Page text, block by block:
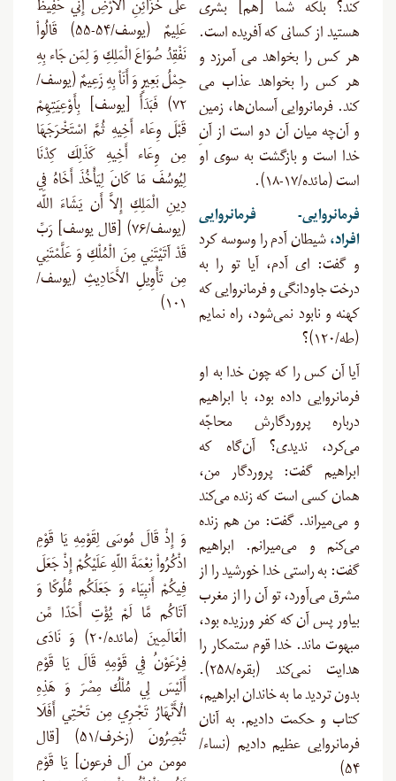
کند؟ بلکه شما [هم] بشری
هستید از کسانى که آفریده است.
هر کس را بخواهد مى ‏آمرزد و
هر کس را بخواهد عذاب مى‏
کند. فرمانروایی آسمان‌ها، زمین
و آن‌چه میان آن دو است از آنِ
خدا است و بازگشت به سوی او
است (مائده/۱۷-۱۸
).
فرمانروایی- فرمانروایی
افراد، شیطان آدم را وسوسه کرد
و گفت: ای آدم، آیا تو را به
درخت جاودانگی و فرمانروایی که
کهنه و نابود نمی‌شود، راه نمایم
(طه/۱۲۰)؟
آیا آن کس را که چون خدا به او
فرمانروایی داده بود، با ابراهیم
درباره پروردگارش محاجّه
می‌کرد، ندیدی؟ آن‌گاه که
ابراهیم گفت: پروردگار من،
همان کسی است که زنده می‌کند
و می‌میراند. گفت: من هم زنده
می‌کنم و می‌میرانم. ابراهیم
گفت: به راستی خدا خورشید را از
مشرق می‌آورد، تو آن را از مغرب
بیاور پس آن که کفر ورزیده بود،
مبهوت ماند. خدا قوم ستمکار را
هدایت نمی‌کند (بقره/۲۵۸).
بدون تردید ما به خاندان ابراهیم،
کتاب و حکمت دادیم. به آنان
فرمانروایی عظیم دادیم (نساء/
۵۴)
عَلَى خَزَآئِنِ الأَرْضِ إِنِّي حَفِيظٌ
عَلِيمٌ (یوسف/۵۴-۵۵) قَالُواْ
نَفْقِدُ صُوَاعَ الْمَلِكِ وَ لِمَن جَاء بِهِ
حِمْلُ بَعِيرٍ وَ أَنَاْ بِهِ زَعِيمٌ (یوسف/
۷۲) فَبَدَأَ [یوسف] بِأَوْعِيَتِهِمْ
قَبْلَ وِعَاء أَخِيهِ ثُمَّ اسْتَخْرَجَهَا
مِن وِعَاء أَخِيهِ كَذَلِكَ كِدْنَا
لِيُوسُفَ مَا كَانَ لِيَأْخُذَ أَخَاهُ فِي
دِينِ الْمَلِكِ إِلاَّ أَن يَشَاءَ اللّه
(یوسف/۷۶) [قال یوسف] رَبِّ
قَدْ آتَيْتَنِي مِنَ الْمُلْكِ وَ عَلَّمْتَنِي
مِن تَأْوِيلِ الأَحَادِيثِ (یوسف/
۱۰۱)
وَ إِذْ قَالَ مُوسَى لِقَوْمِهِ يَا قَوْمِ
اذْكُرُواْ نِعْمَةَ اللّهِ عَلَيْكُمْ إِذْ جَعَلَ
فِيكُمْ أَنبِيَاء وَ جَعَلَكُم مُّلُوكًا وَ
آتَاكُم مَّا لَمْ يُؤْتِ أَحَدًا مِّن
الْعَالَمِينَ (مائده/۲۰) وَ نَادَى
فِرْعَوْنُ فِي قَوْمِهِ قَالَ يَا قَوْمِ
أَلَيْسَ لِي مُلْكُ مِصْرَ وَ هَذِهِ
الْأَنْهَارُ تَجْرِي مِن تَحْتِي أَفَلَا
تُبْصِرُونَ (زخرف/۵۱) [قال
مومن من آل فرعون] يَا قَوْمِ